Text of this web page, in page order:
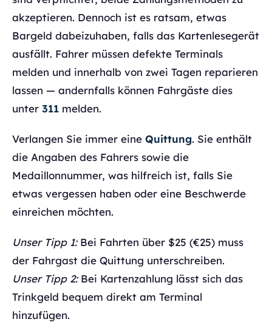
akzeptieren. Dennoch ist es ratsam, etwas
Bargeld dabeizuhaben, falls das Kartenlesegerät
ausfällt. Fahrer müssen defekte Terminals
melden und innerhalb von zwei Tagen reparieren
lassen — andernfalls können Fahrgäste dies
unter 311 melden.
Verlangen Sie immer eine Quittung. Sie enthält
die Angaben des Fahrers sowie die
Medaillonnummer, was hilfreich ist, falls Sie
etwas vergessen haben oder eine Beschwerde
einreichen möchten.
Unser Tipp 1:Bei Fahrten über $25 (€25) muss
der Fahrgast die Quittung unterschreiben.
Unser Tipp 2:Bei Kartenzahlung lässt sich das
Trinkgeld bequem direkt am Terminal
hinzufügen.